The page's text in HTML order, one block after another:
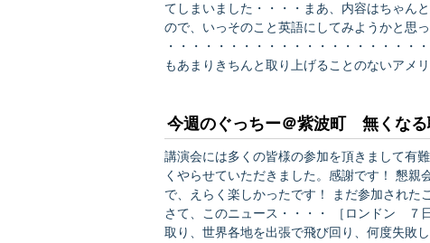
てしまいました・・・・まあ、内容はちゃん
ので、いっそのこと英語にしてみようかと思っ
・・・・・・・・・・・・・・・・・・・・・
もあまりきちんと取り上げることのないアメ
太話のオンパレードなので、一度きちんと整
今週のぐっちー＠紫波町 無くな
講演会には多くの皆様の参加を頂きまして有
くやらせていただきました。感謝です！ 懇親会の方も多数の参加を得まして、まさに「パーティー」
で、えらく楽しかったです！ まだ参加された
さて、このニュース・・・・ ［ロンドン ７日 ロイター BREAKINGVIEWS］ - 高額の報酬を受け
取り、世界各地を出張で飛び回り、何度失敗